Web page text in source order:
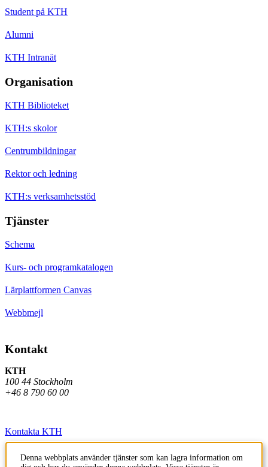
Student på KTH
Alumni
KTH Intranät
Organisation
KTH Biblioteket
KTH:s skolor
Centrumbildningar
Rektor och ledning
KTH:s verksamhetsstöd
Tjänster
Schema
Kurs- och programkatalogen
Lärplattformen Canvas
Webbmejl
Kontakt
KTH
100 44 Stockholm
+46 8 790 60 00
Kontakta KTH
Jobba på KTH
Denna webbplats använder tjänster som kan lagra information om